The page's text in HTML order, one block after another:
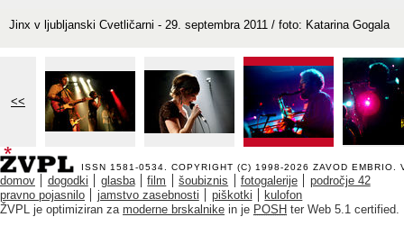
Jinx v ljubljanski Cvetličarni - 29. septembra 2011 / foto: Katarina Gogala
<<
ISSN 1581-0534. COPYRIGHT (C) 1998-2026 ZAVOD EMBRIO .
domov dogodki glasba film šoubiznis fotogalerije
področje 42
pravno pojasnilo
jamstvo zasebnosti piškotki
kulofon
ŽVPL je optimiziran za moderne brskalnike in je POSH ter Web 5.1 certified.